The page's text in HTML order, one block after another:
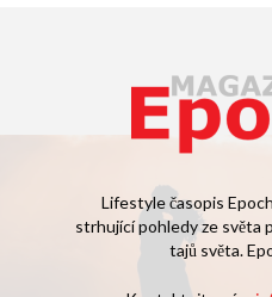
Lifestyle časopis
strhující pohledy ze světa
tajů světa.